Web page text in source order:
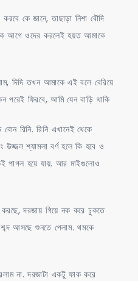
কে জানে, তাছাড়া নিশা বৌদি
আগে ওদের করলেই হয়ত আমাকে
দিদি তখন আমাকে এই বলে বেরিয়ে
পরেই ফিরবে, আমি যেন বাড়ি থাকি
রিনি. রিনি এখানেই থেকে
শ্যামলা বর্ণ হলে কি হবে ও
পাগল হয়ে যায়. আর মাইগুলোও
দরজায় গিয়ে নক করে ঢুকতে
আসছে শুনতে পেলাম. থমকে
না. দরজাটা একটু ফাক করে